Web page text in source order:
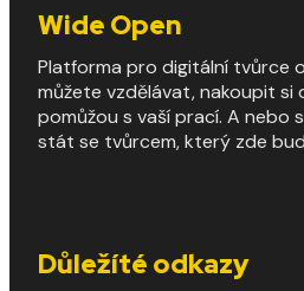
Wide Open
Platforma pro digitální tvůrce
můžete vzdělávat, nakoupit
pomůžou s vaší prací. A nebo
stát se tvůrcem, který zde
Důležíté odkazy